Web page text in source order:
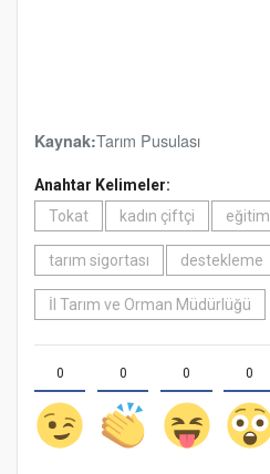
Kaynak:Tarım Pusulası
Anahtar Kelimeler:
Tokat
kadın çiftçi eğitim
tarım sigortası destekleme
İl Tarım ve Orman Müdürlüğü
0 0 0 0